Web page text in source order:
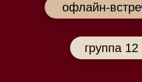
офлайн-
группа